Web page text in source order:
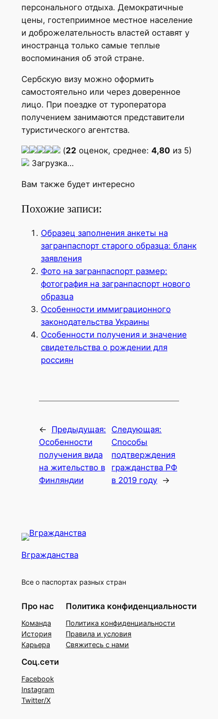
персонального отдыха. Демократичные
цены, гостеприимное местное население
и доброжелательность властей оставят у
иностранца только самые теплые
воспоминания об этой стране.
Сербскую визу можно оформить
самостоятельно или через доверенное
лицо. При поездке от туроператора
получением занимаются представители
туристического агентства.
(22 оценок, среднее: 4,80 из 5)
Загрузка…
Вам также будет интересно
Похожие записи:
Образец заполнения анкеты на
загранпаспорт старого образца: бланк
заявления
Фото на загранпаспорт размер:
фотография на загранпаспорт нового
образца
Особенности иммиграционного
законодательства Украины
Особенности получения и значение
свидетельства о рождении для
россиян
←
Предыдущая:
Особенности
получения вида
на жительство в
Финляндии
Следующая:
Способы
подтверждения
гражданства РФ
в 2019 году →
Вгражданства
Все о паспортах разных стран
Про нас
Команда
История
Карьера
Политика конфиденциальности
Политика конфиденциальности
Правила и условия
Свяжитесь с нами
Соц.сети
Facebook
Instagram
Twitter/X